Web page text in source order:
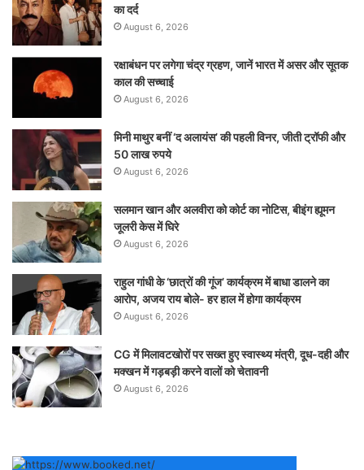
का दर्द
August 6, 2026
रक्षाबंधन पर लगेगा चंद्र ग्रहण, जानें भारत में असर और सूतक
काल की सच्चाई
August 6, 2026
मिनी माथुर बनीं ‘द अलायंस’ की पहली विनर, जीती ट्रॉफी और
50 लाख रुपये
August 6, 2026
सलमान खान और अलवीरा को कोर्ट का नोटिस, बीइंग ह्यूमन
जूलरी केस में घिरे
August 6, 2026
राहुल गांधी के ‘छात्रों की गूंज’ कार्यक्रम में बाधा डालने का
आरोप, अजय राय बोले- हर हाल में होगा कार्यक्रम
August 6, 2026
CG में मिलावटखोरों पर सख्त हुए स्वास्थ्य मंत्री, दूध-दही और
मक्खन में गड़बड़ी करने वालों को चेतावनी
August 6, 2026